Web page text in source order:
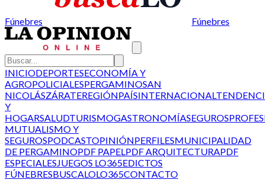
Fúnebres Fúnebres
INICIODEPORTESECONOMÍA Y
AGROPOLICIALESPERGAMINOSAN
NICOLÁSZÁRATEREGIÓNPAÍSINTERNACIONAL
Y
HOGARSALUDTURISMOGASTRONOMÍASEGUROS
MUTUALISMO Y
SEGUROSPODCASTOPINIÓNPERFILESMUNICIPALIDAD
DE PERGAMINOPDF PAPELPDF ARQUITECTURAPDF
ESPECIALESJUEGOS LO365EDICTOS
FÚNEBRESBUSCALOLO365CONTACTO